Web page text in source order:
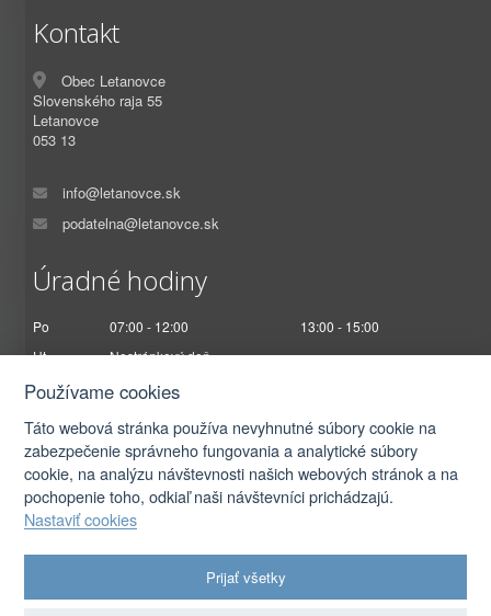
Kontakt
Obec Letanovce
Slovenského raja 55
Letanovce
053 13
info@letanovce.sk
podatelna@letanovce.sk
Úradné hodiny
Po 07:00 - 12:00
13:00 - 15:00
Ut
Nestránkový deň
St
07:00 - 12:00
Pi
07:00 - 12:30
Ochrana osobných údajov|Prístupnosť
Používame cookies
Táto webová stránka používa nevyhnutné súbory cookie na
zabezpečenie správneho fungovania a analytické súbory
cookie, na analýzu návštevnosti našich webových stránok a na
pochopenie toho, odkiaľ naši návštevníci prichádzajú.
Nastaviť cookies
Prijať všetky